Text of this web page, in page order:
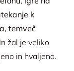
k
temveč
žal je veliko
in hvaljeno.